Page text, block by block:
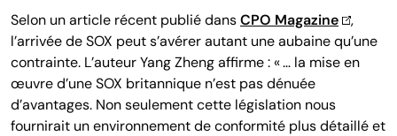
Selon un article récent publié dansCPO Magazine
,
l’arrivée de SOX peut s’avérer autant une aubaine qu’une
contrainte. L’auteur Yang Zheng affirme : « … la mise en
œuvre d’une SOX britannique n’est pas dénuée
d’avantages. Non seulement cette législation nous
fournirait un environnement de conformité plus détaillé et